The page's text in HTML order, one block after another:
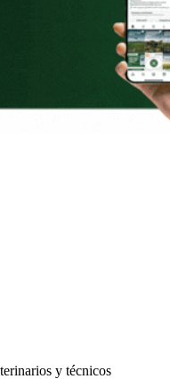
y técnicos